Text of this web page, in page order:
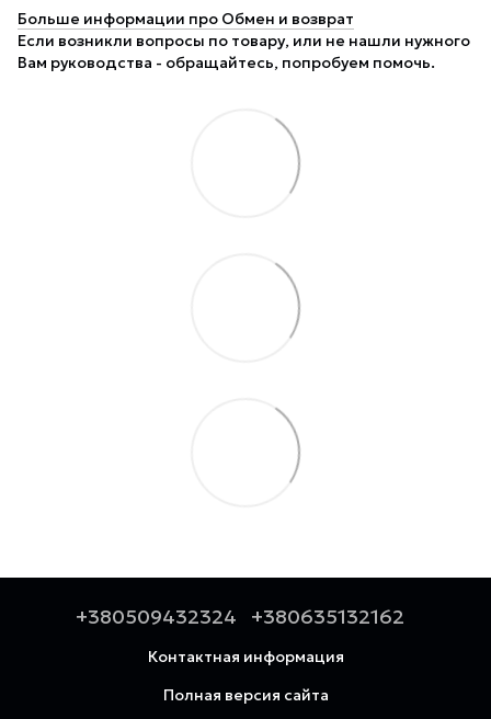
Больше информации про Обмен и возврат
Если возникли вопросы по товару, или не нашли нужного
Вам руководства - обращайтесь, попробуем помочь.
+380509432324 +380635132162
Контактная информация
Полная версия сайта